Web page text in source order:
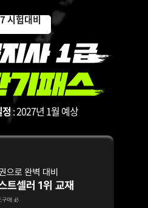
시험대비
: 2027년 1월 예상